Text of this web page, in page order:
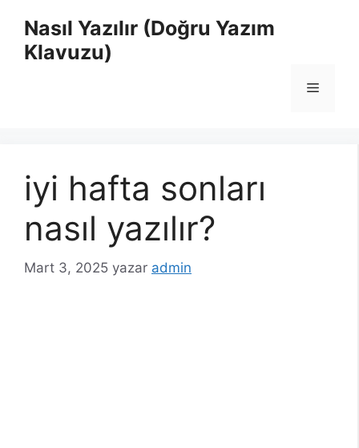
Nasıl Yazılır (Doğru Yazım
Klavuzu)
Menü
iyi hafta sonları
nasıl yazılır?
Mart 3, 2025 yazar admin